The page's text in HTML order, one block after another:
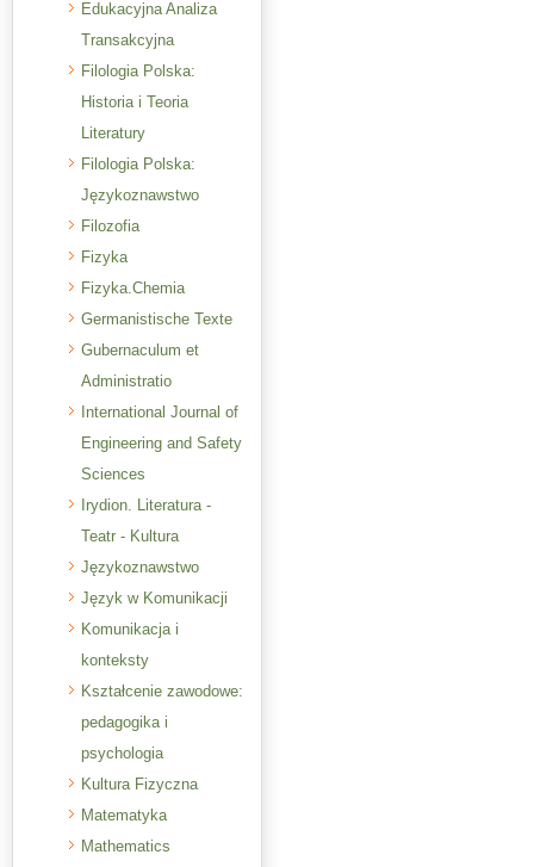
Edukacyjna Analiza
Transakcyjna
Filologia Polska:
Historia i Teoria
Literatury
Filologia Polska:
Językoznawstwo
Filozofia
Fizyka
Fizyka.Chemia
Germanistische Texte
Gubernaculum et
Administratio
International Journal of
Engineering and Safety
Sciences
Irydion. Literatura -
Teatr - Kultura
Językoznawstwo
Język w Komunikacji
Komunikacja i
konteksty
Kształcenie zawodowe:
pedagogika i
psychologia
Kultura Fizyczna
Matematyka
Mathematics